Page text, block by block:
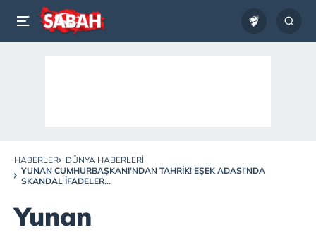
HABERLER
DÜNYA HABERLERI
YUNAN CUMHURBAŞKANI'NDAN TAHRIK! EŞEK ADASI'NDA
SKANDAL IFADELER...
Yunan